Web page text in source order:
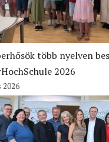
több nyelven
2026
2026